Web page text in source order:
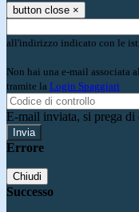
button close ×
all'indirizzo indicato con le
Non hai una e-mail associata
tramite la Login Spaggiari
E-mail inviata, si prega di
Errore
Chiudi
Successo